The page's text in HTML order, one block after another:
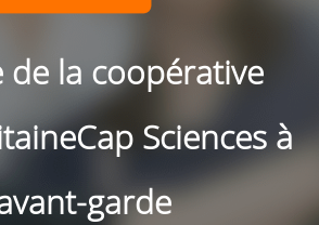
de la coopérative
Sciences à
garde